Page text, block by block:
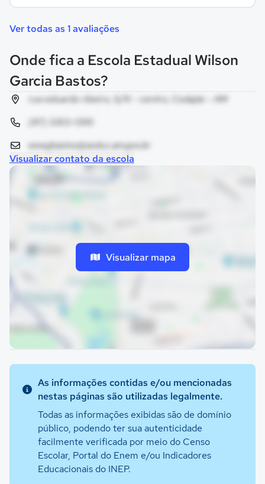
Ver todas as 1 avaliações
Onde fica a Escola Estadual Wilson
Garcia Bastos?
rua eduardo ribeiro, S/N - centro, Codajás - AM
(97) 3353-1395
eewgbastos@seduc.am.gov.br
Visualizar contato da escola
Visualizar mapa
As informações contidas e/ou mencionadas
nestas páginas são utilizadas legalmente.
Todas as informações exibidas são de domínio
público, podendo ter sua autenticidade
facilmente verificada por meio do Censo
Escolar, Portal do Enem e/ou Indicadores
Educacionais do INEP.